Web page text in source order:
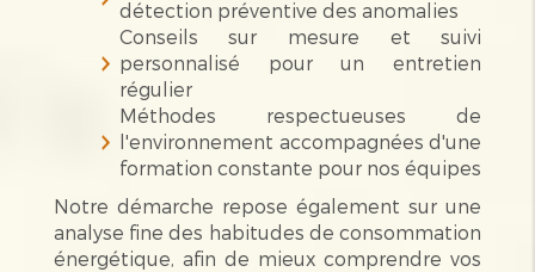
détection préventive des anomalies
Conseils sur mesure et suivi
personnalisé pour un entretien
régulier
Méthodes respectueuses de
l'environnement accompagnées d'une
formation constante pour nos équipes
Notre démarche repose également sur une
analyse fine des habitudes de consommation
énergétique, afin de mieux comprendre vos